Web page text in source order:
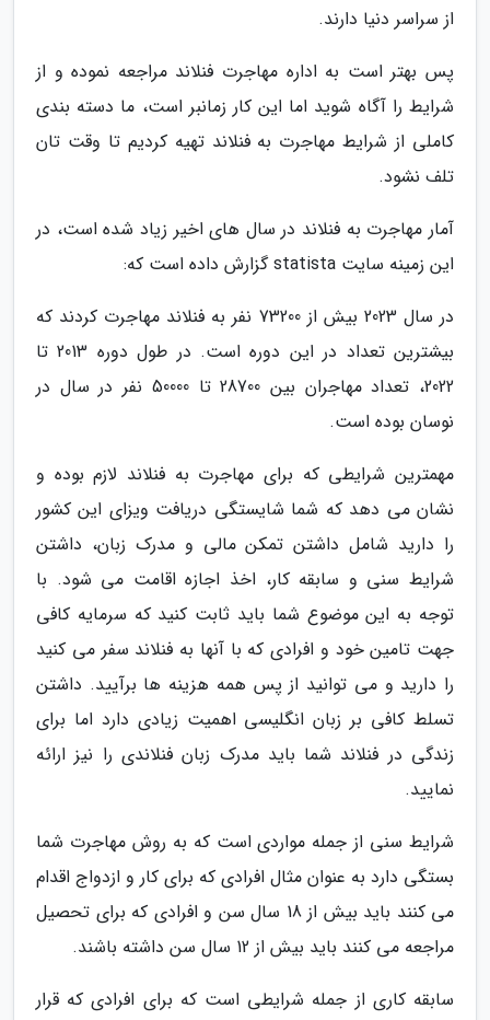
از سراسر دنیا دارند.
پس بهتر است به اداره مهاجرت فنلاند مراجعه نموده و از
شرایط را آگاه شوید اما این کار زمانبر است، ما دسته بندی
کاملی از شرایط مهاجرت به فنلاند تهیه کردیم تا وقت تان
تلف نشود.
آمار مهاجرت به فنلاند در سال های اخیر زیاد شده است، در
این زمینه سایت statista گزارش داده است که:
در سال 2023 بیش از 73200 نفر به فنلاند مهاجرت کردند که
بیشترین تعداد در این دوره است. در طول دوره 2013 تا
2022، تعداد مهاجران بین 28700 تا 50000 نفر در سال در
نوسان بوده است.
مهمترین شرایطی که برای مهاجرت به فنلاند لازم بوده و
نشان می دهد که شما شایستگی دریافت ویزای این کشور
را دارید شامل داشتن تمکن مالی و مدرک زبان، داشتن
شرایط سنی و سابقه کار، اخذ اجازه اقامت می شود. با
توجه به این موضوع شما باید ثابت کنید که سرمایه کافی
جهت تامین خود و افرادی که با آنها به فنلاند سفر می کنید
را دارید و می توانید از پس همه هزینه ها برآیید. داشتن
تسلط کافی بر زبان انگلیسی اهمیت زیادی دارد اما برای
زندگی در فنلاند شما باید مدرک زبان فنلاندی را نیز ارائه
نمایید.
شرایط سنی از جمله مواردی است که به روش مهاجرت شما
بستگی دارد به عنوان مثال افرادی که برای کار و ازدواج اقدام
می کنند باید بیش از 18 سال سن و افرادی که برای تحصیل
مراجعه می کنند باید بیش از 12 سال سن داشته باشند.
سابقه کاری از جمله شرایطی است که برای افرادی که قرار